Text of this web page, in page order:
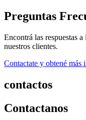
Preguntas
Encontrá las respuestas
nuestros clientes.
Contactate y obtené más
contactos
Contactanos